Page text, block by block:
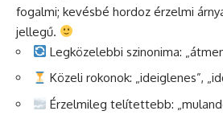
fogalmi; kevésbé hordoz érzelmi
jellegű.
Legközelebbi szinonima:
Közeli rokonok: „ideiglenes”,
Érzelmileg telítettebb: